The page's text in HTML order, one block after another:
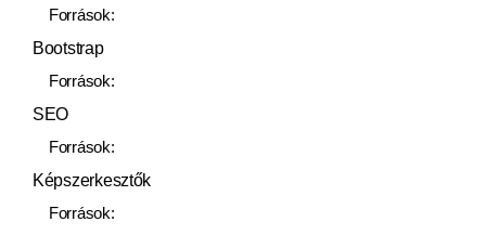
Források:
Bootstrap
Források:
SEO
Források:
Képszerkesztők
Források: